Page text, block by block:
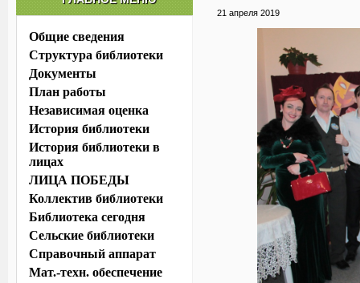
21 апреля 2019
Общие сведения
Структура библиотеки
Документы
План работы
Независимая оценка
История библиотеки
История библиотеки в
лицах
ЛИЦА ПОБЕДЫ
Коллектив библиотеки
Библиотека сегодня
Сельские библиотеки
Справочный аппарат
Мат.-техн. обеспечение